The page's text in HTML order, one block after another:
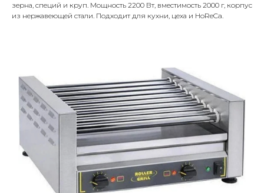
зерна, специй и круп. Мощность 2200 Вт, вместимость 2000 г, корпус
из нержавеющей стали. Подходит для кухни, цеха и HoReCa.